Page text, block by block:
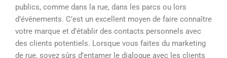
publics, comme dans la rue, dans les parcs ou lors
d’événements. C’est un excellent moyen de faire connaître
votre marque et d’établir des contacts personnels avec
des clients potentiels. Lorsque vous faites du marketing
de rue, soyez sûrs d’entamer le dialogue avec les clients